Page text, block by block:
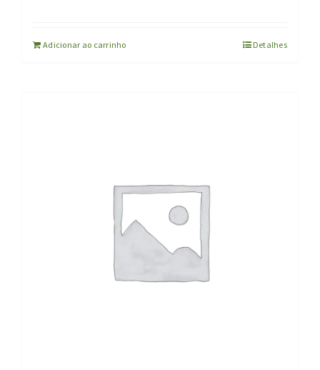
Adicionar ao carrinho Detalhes